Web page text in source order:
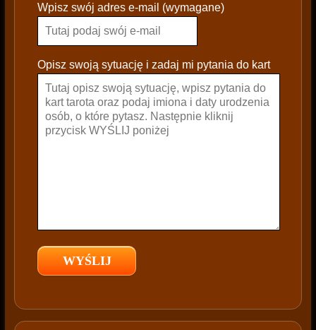
s
e
a
e
e
p
Wpisz swój adres e-mail (wymagane)
Opisz swoją sytuację i zadaj mi pytania do kart